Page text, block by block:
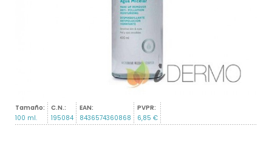
Tamaño:
100 ml.
C.N.:
195084
EAN:
8436574360868
PVPR:
6,85 €